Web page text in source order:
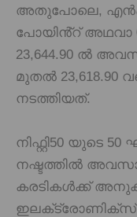
അതുപോലെ,
പോയിൻ്റ് അഥവാ
23,644.90 ൽ
മുതൽ 23,618.90
നടത്തിയത്.
നിഫ്റ്റി50 യുടെ
നഷ്ടത്തിൽ
കരടികൾക്ക്
ഇലക്‌ട്രോണിക്‌സ്,